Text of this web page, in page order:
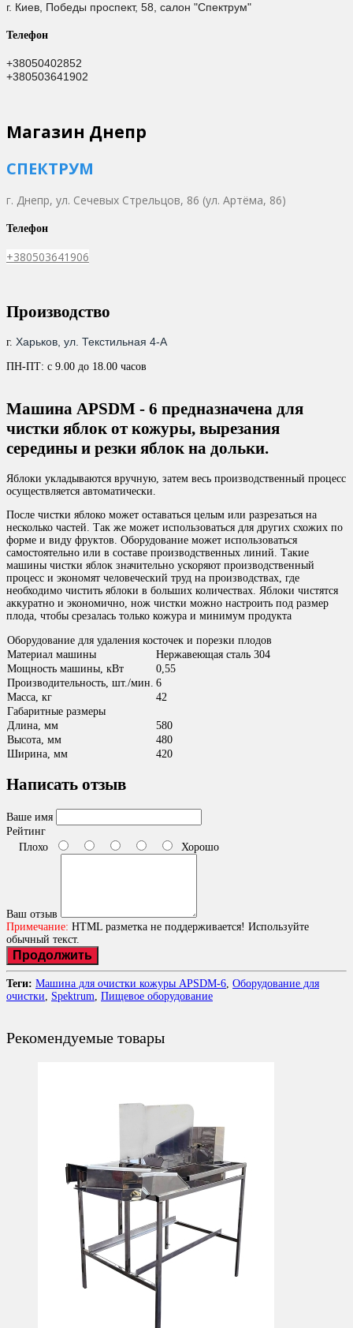
г. Киев, Победы проспект, 58, салон "Спектрум"
Телефон
+38050402852
+380503641902
Магазин Днепр
СПЕКТРУМ
г. Днепр, ул. Сечевых Стрельцов, 86 (ул. Артёма, 86)
Телефон
+380503641906
Производство
г. Харьков, ул. Текстильная 4-А
ПН-ПТ: с 9.00 до 18.00 часов
Машина APSDM - 6 предназначена для
чистки яблок от кожуры, вырезания
середины и резки яблок на дольки.
Яблоки укладываются вручную, затем весь производственный процесс
осуществляется автоматически.
После чистки яблоко может оставаться целым или разрезаться на
несколько частей. Так же может использоваться для других схожих по
форме и виду фруктов. Оборудование может использоваться
самостоятельно или в составе производственных линий. Такие
машины чистки яблок значительно ускоряют производственный
процесс и экономят человеческий труд на производствах, где
необходимо чистить яблоки в больших количествах. Яблоки чистятся
аккуратно и экономично, нож чистки можно настроить под размер
плода, чтобы срезалась только кожура и минимум продукта
Оборудование для удаления косточек и порезки плодов
Материал машины
Нержавеющая сталь 304
Мощность машины, кВт
0,55
Производительность, шт./мин. 6
Масса, кг
42
Габаритные размеры
Длина, мм
580
Высота, мм
480
Ширина, мм
420
Написать отзыв
Ваше имя
Рейтинг
Плохо
Хорошо
Ваш отзыв
Примечание: HTML разметка не поддерживается! Используйте
обычный текст.
Продолжить
Теги: Машина для очистки кожуры APSDM-6 Оборудование для
очистки
Spektrum Пищевое оборудование
Рекомендуемые товары